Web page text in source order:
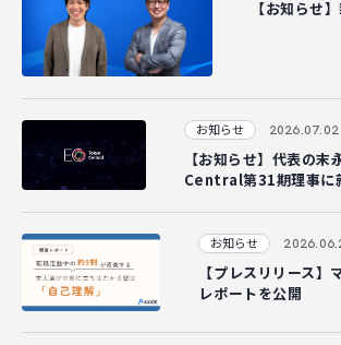
【お知らせ
お知らせ 2026.07.02
【お知らせ】代表の
Central第31期理事に
お知らせ
【プレスリリース】
レポートを公開